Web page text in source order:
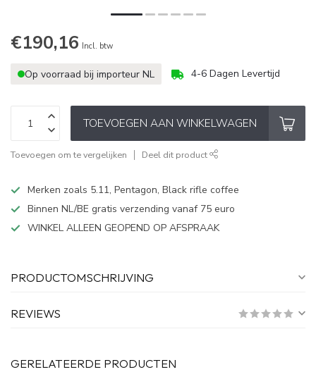
€190,16 Incl. btw
Op voorraad bij importeur NL 4-6 Dagen Levertijd
TOEVOEGEN AAN WINKELWAGEN
Toevoegen om te vergelijken Deel dit product
Merken zoals 5.11, Pentagon, Black rifle coffee
Binnen NL/BE gratis verzending vanaf 75 euro
WINKEL ALLEEN GEOPEND OP AFSPRAAK
PRODUCTOMSCHRIJVING
REVIEWS
GERELATEERDE PRODUCTEN